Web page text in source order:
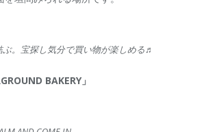
ぶ。宝探し気分で買い物が楽しめる♬
BAKERY」